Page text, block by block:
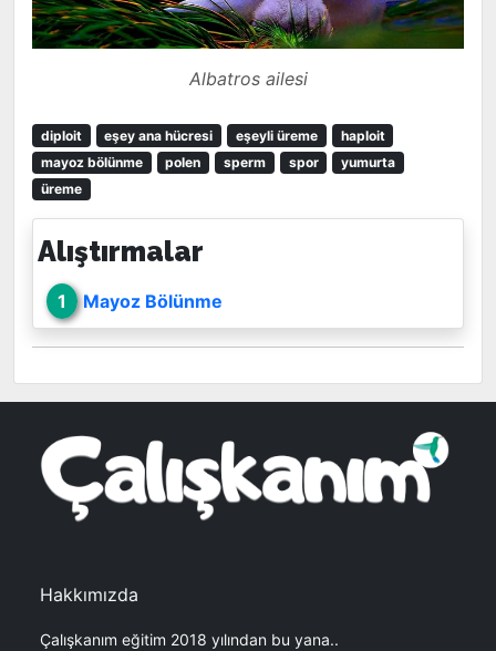
Albatros ailesi
diploit eşey ana hücresi eşeyli üreme
haploit
mayoz bölünme
polen sperm spor
yumurta
üreme
Alıştırmalar
1 Mayoz Bölünme
Hakkımızda
Çalışkanım eğitim 2018 yılından bu yana..